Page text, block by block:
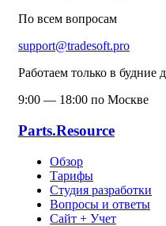
По всем вопросам
support@tradesoft.pro
Работаем только в будние
9:00 — 18:00 по Москве
Parts.Resource
Обзор
Тарифы
Студия разработки
Вопросы и ответы
Сайт + Учет